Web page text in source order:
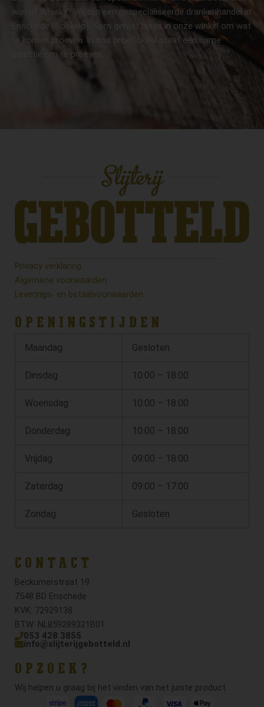
wijn of Whisky? Wij zijn een gespecialiseerde drankenhandel in
Enschede (Boekelo). Kom gerust langs in onze winkel om wat
te komen proeven. In ons proeflokaal staat een ruime
selectie om te proeven.
Privacy verklaring
Algemene voorwaarden
Leverings- en betaalvoorwaarden
OPENINGSTIJDEN
Maandag Gesloten
Dinsdag 10:00 – 18:00
Woensdag 10:00 – 18:00
Donderdag 10:00 – 18:00
Vrijdag 09:00 – 18:00
Zaterdag 09:00 – 17:00
Zondag Gesloten
CONTACT
Beckumerstraat 19
7548 BD Enschede
KVK: 72929138
BTW: NL859289321B01
053 428 3855
info@slijterijgebotteld.nl
OPZOEK?
Wij helpen u graag bij het vinden van het juiste product.